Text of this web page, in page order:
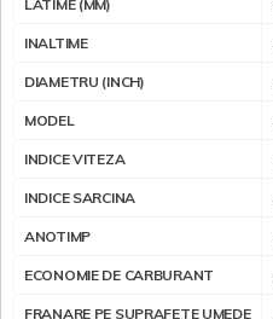
LATIME (MM)
INALTIME
DIAMETRU (INCH)
MODEL
INDICE VITEZA
INDICE SARCINA
ANOTIMP
ECONOMIE DE CARBURANT
FRANARE PE SUPRAFETE UMEDE